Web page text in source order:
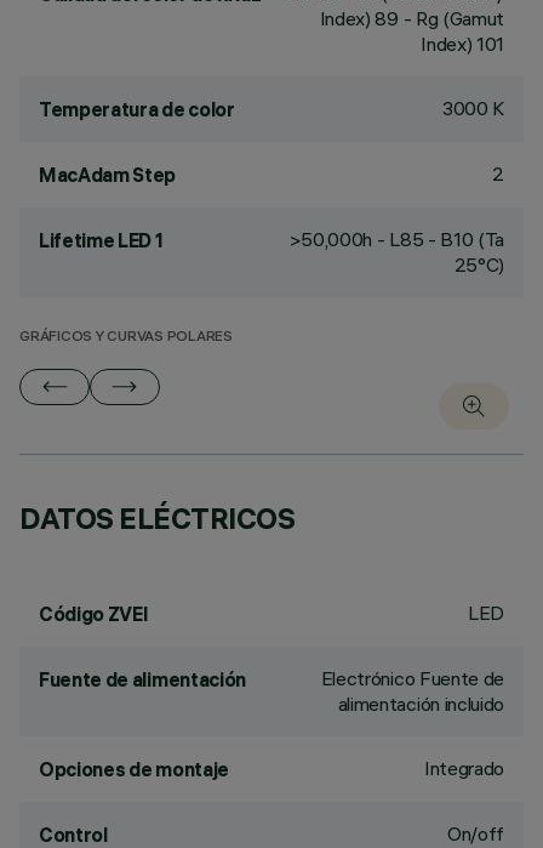
Index) 89 - Rg (Gamut
Index) 101
Temperatura de color 3000 K
MacAdam Step 2
Lifetime LED 1
>50,000h - L85 - B10 (Ta
25°C)
GRÁFICOS Y CURVAS POLARES
DATOS ELÉCTRICOS
Código ZVEI LED
Fuente de alimentación
Electrónico Fuente de
alimentación incluido
Opciones de montaje Integrado
Control On/off